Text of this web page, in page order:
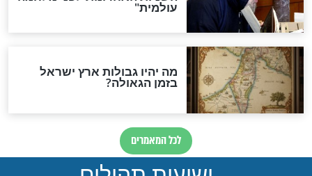
להמתקת הדינים וביטול
גזרות